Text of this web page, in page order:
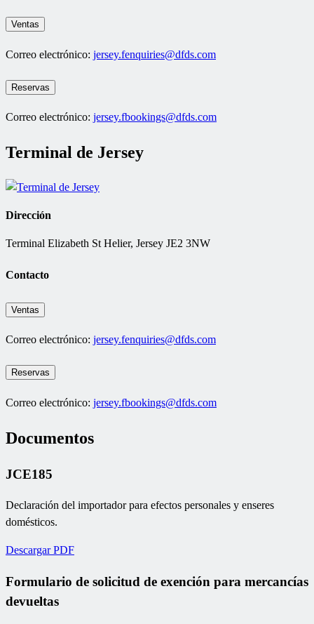
Ventas
Correo electrónico: jersey.fenquiries@dfds.com
Reservas
Correo electrónico: jersey.fbookings@dfds.com
Terminal de Jersey
Dirección
Terminal Elizabeth St Helier, Jersey JE2 3NW
Contacto
Ventas
Correo electrónico: jersey.fenquiries@dfds.com
Reservas
Correo electrónico: jersey.fbookings@dfds.com
Documentos
JCE185
Declaración del importador para efectos personales y enseres
domésticos.
Descargar PDF
Formulario de solicitud de exención para mercancías
devueltas